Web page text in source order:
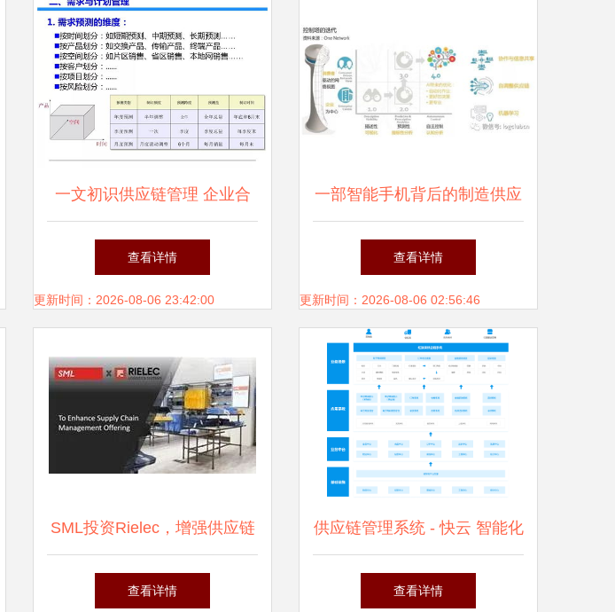
一文初识供应链管理 企业合
作的结构与价值 —— 以恒捷
供应链为例
查看详情
更新时间：2026-08-06 23:42:00
一部智能手机背后的制造供应
链管理服务
查看详情
更新时间：2026-08-06 02:56:46
SML投资Rielec，增强供应链
管理产品与服务能力
查看详情
供应链管理系统 - 快云 智能化
赋能高效供应链管理服务
查看详情